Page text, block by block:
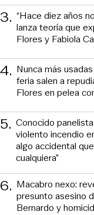
3. “Hace diez años
lanza teoría que
Flores y Fabiola
4. Nunca más
feria salen a
Flores en pelea
5. Conocido
violento incendio
algo accidental
cualquiera”
6. Macabro nexo:
presunto asesino
Bernardo y